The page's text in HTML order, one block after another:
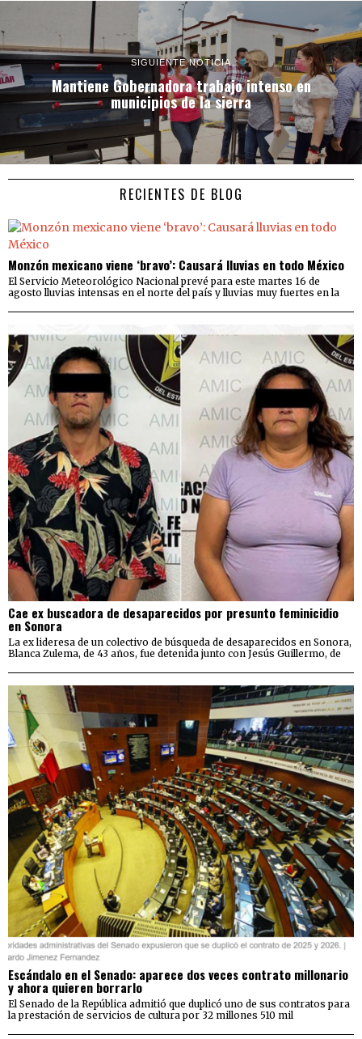
SIGUIENTE NOTICIA
Mantiene Gobernadora trabajo intenso en
municipios de la sierra
RECIENTES DE BLOG
Monzón mexicano viene ‘bravo’: Causará lluvias en todo México
El Servicio Meteorológico Nacional prevé para este martes 16 de
agosto lluvias intensas en el norte del país y lluvias muy fuertes en la
Cae ex buscadora de desaparecidos por presunto feminicidio
en Sonora
La ex lideresa de un colectivo de búsqueda de desaparecidos en Sonora,
Blanca Zulema, de 43 años, fue detenida junto con Jesús Guillermo, de
Escándalo en el Senado: aparece dos veces contrato millonario
y ahora quieren borrarlo
El Senado de la República admitió que duplicó uno de sus contratos para
la prestación de servicios de cultura por 32 millones 510 mil